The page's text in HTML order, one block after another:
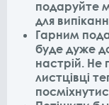
подаруйте
для
Гарним
буде дуже
настрій. Не
листцівці